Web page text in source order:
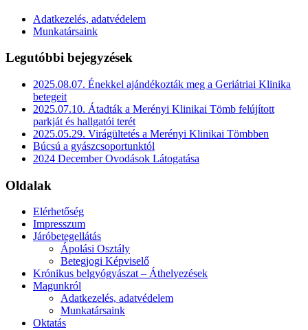
Adatkezelés, adatvédelem
Munkatársaink
Legutóbbi bejegyzések
2025.08.07. Énekkel ajándékozták meg a Geriátriai Klinika
betegeit
2025.07.10. Átadták a Merényi Klinikai Tömb felújított
parkját és hallgatói terét
2025.05.29. Virágültetés a Merényi Klinikai Tömbben
Búcsú a gyászcsoportunktól
2024 December Ovodások Látogatása
Oldalak
Elérhetőség
Impresszum
Járóbetegellátás
Ápolási Osztály
Betegjogi Képviselő
Krónikus belgyógyászat – Áthelyezések
Magunkról
Adatkezelés, adatvédelem
Munkatársaink
Oktatás